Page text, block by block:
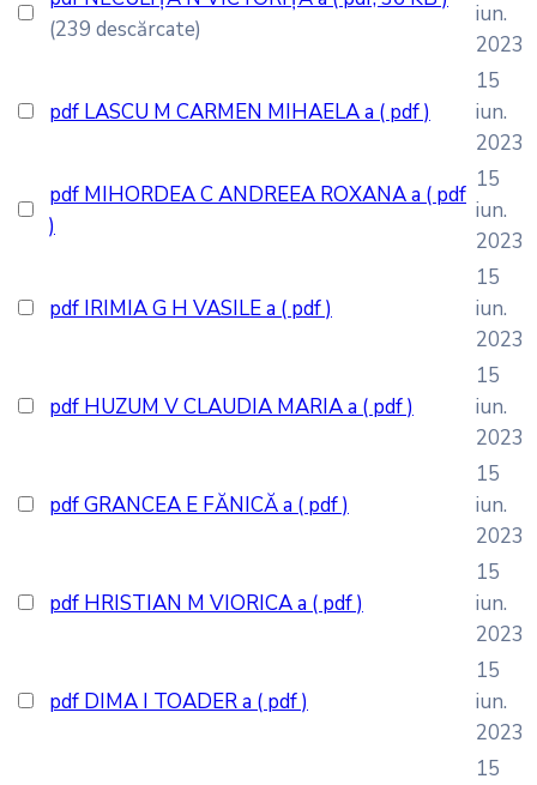
(239 descărcate)
iun.
2023
pdf LASCU M CARMEN MIHAELA a ( pdf )
15
iun.
2023
pdf MIHORDEA C ANDREEA ROXANA a ( pdf
)
15
iun.
2023
pdf IRIMIA G H VASILE a ( pdf )
15
iun.
2023
pdf HUZUM V CLAUDIA MARIA a ( pdf )
15
iun.
2023
pdfGRANCEA E FĂNICĂ a ( pdf )
15
iun.
2023
pdf HRISTIAN M VIORICA a ( pdf )
15
iun.
2023
pdf DIMA I TOADER a ( pdf )
15
iun.
2023
15